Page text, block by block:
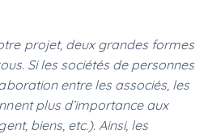
projet, deux grandes formes
Si les sociétés de personnes
entre les associés, les
plus d’importance aux
biens, etc.). Ainsi, les